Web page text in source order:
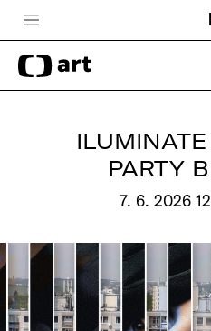
Česká televize
Zpravodajství
Vše o ČT
PARTY
7. 6. 2026